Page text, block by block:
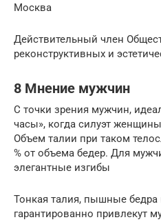
Москва
Действительный член
реконструктивных и
8 Мнение мужчин
С точки зрения мужчин,
часы», когда силуэт
Объем талии при таком
% от объема бедер. Для
элегантные изгибы
Тонкая талия, пышные
гарантированно привлекут